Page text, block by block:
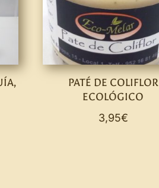
PATÉ DE COLIFLOR
ECOLÓGICO
3,95€